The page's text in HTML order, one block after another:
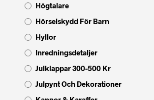
Högtalare
Hörselskydd För Barn
Hyllor
Inredningsdetaljer
Julklappar 300-500 Kr
Julpynt Och Dekorationer